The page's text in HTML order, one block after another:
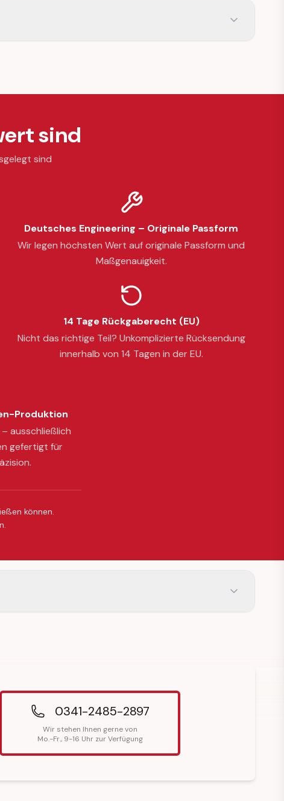
sind
sind
Deutsches Engineering – Originale Passform
Wir legen höchsten Wert auf originale Passform und
Maßgenauigkeit.
14 Tage Rückgaberecht (EU)
Nicht das richtige Teil? Unkomplizierte Rücksendung
innerhalb von 14 Tagen in der EU.
Produktion
ausschließlich
gefertigt für
können.
0341-2485-2897
Wir stehen Ihnen gerne von
Mo.-Fr., 9-16 Uhr zur Verfügung